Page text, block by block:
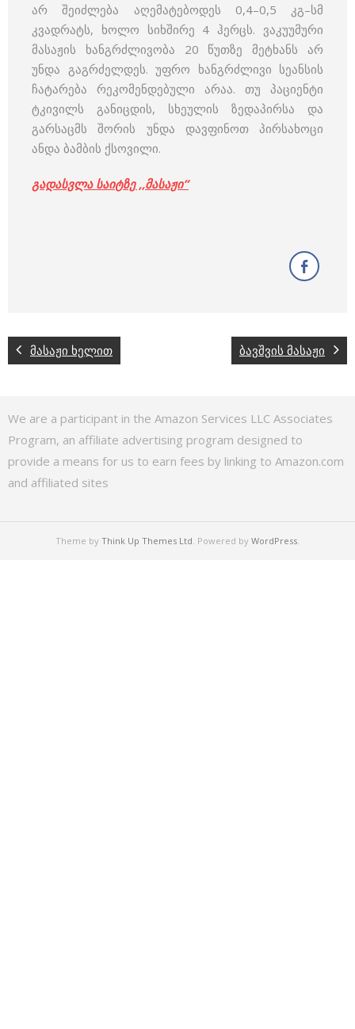
არ შეიძლება აღემატებოდეს 0,4–0,5 კგ–სმ
კვადრატს, ხოლო სიხშირე 4 ჰერცს. ვაკუუმური
მასაჟის ხანგრძლივობა 20 წუთზე მეტხანს არ
უნდა გაგრძელდეს. უფრო ხანგრძლივი სეანსის
ჩატარება რეკომენდებული არაა. თუ პაციენტი
ტკივილს განიცდის, სხეულის ზედაპირსა და
გარსაცმს შორის უნდა დავფინოთ პირსახოცი
ანდა ბამბის ქსოვილი.
გადასვლა საიტზე ,,მასაჟი”
მასაჟი ხელით ბავშვის მასაჟი
We are a participant in the Amazon Services LLC Associates
Program, an affiliate advertising program designed to
provide a means for us to earn fees by linking to Amazon.com
and affiliated sites
Theme by Think Up Themes Ltd . Powered by WordPress